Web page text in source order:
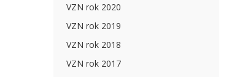
VZN rok 2020
VZN rok 2019
VZN rok 2018
VZN rok 2017